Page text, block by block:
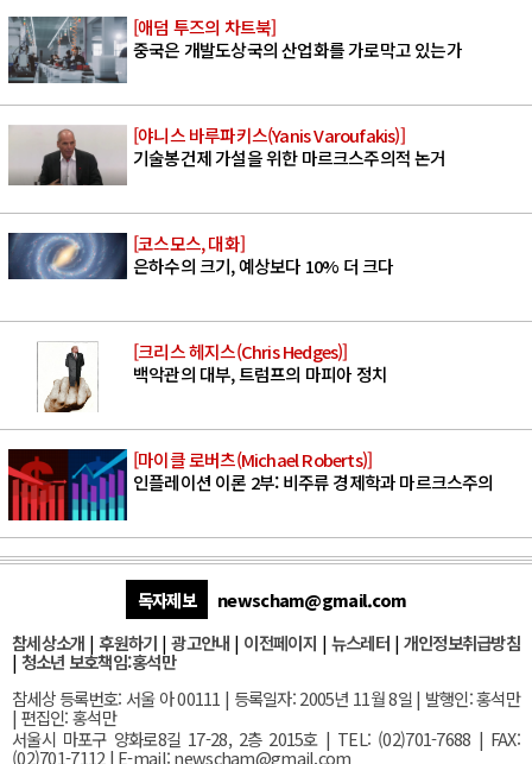
[애덤 투즈의 차트북]
중국은 개발도상국의 산업화를 가로막고 있는가
[야니스 바루파키스(Yanis Varoufakis)]
기술봉건제 가설을 위한 마르크스주의적 논거
[코스모스, 대화]
은하수의 크기, 예상보다 10% 더 크다
[크리스 헤지스(Chris Hedges)]
백악관의 대부, 트럼프의 마피아 정치
[마이클 로버츠(Michael Roberts)]
인플레이션 이론 2부: 비주류 경제학과 마르크스주의
독자제보
newscham@gmail.com
참세상소개 | 후원하기 |광고안내 | 이전페이지 | 뉴스레터| 개인정보취급방침
| 청소년 보호책임:홍석만
참세상 등록번호: 서울 아 00111 | 등록일자: 2005년 11월 8일 | 발행인: 홍석만
| 편집인: 홍석만
서울시 마포구 양화로8길 17-28, 2층 2015호| TEL: (02)701-7688 | FAX:
(02)701-7112 | E-mail:newscham@gmail.com